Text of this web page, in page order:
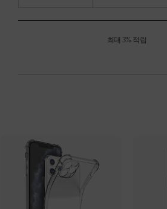
최대 3% 적립